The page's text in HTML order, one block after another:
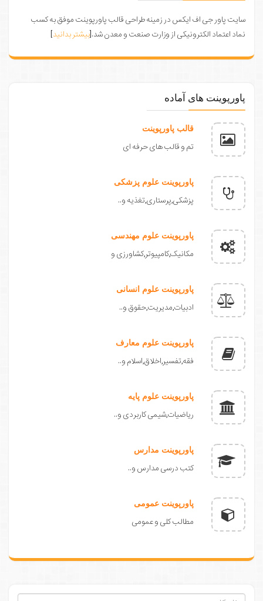
سایت پاور جی اف ایکس در زمینه طراحی قالب پاورپوینت موفق به کسب
نماد اعتماد الکترونیکی از وزارت صنعت و معدن شد.[بیشتر بدانید]
پاورپوینت های آماده
قالب پاورپوینت
تم و قالب های حرفه ای
پاورپوینت علوم پزشکی
پزشکی,پرستاری,تغذیه و..
پاورپوینت علوم مهندسی
مکانیک,کامپیوتر,کشاورزی و
پاورپوینت علوم انسانی
ادبیات,مدیریت,حقوق و..
پاورپوینت علوم معارف
فقه,تفسیر,اخلاق,اسلام و..
پاورپوینت علوم پایه
ریاضیات,شیمی کاربردی و..
پاورپوینت مدارس
کتب درسی مدارس و..
پاورپوینت عمومی
مطالب کلی و عمومی